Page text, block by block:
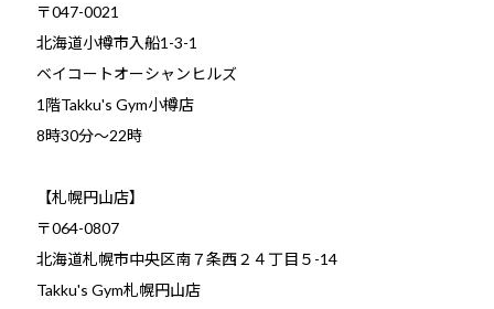
〒047-0021
北海道小樽市入船1-3-1
ベイコートオーシャンヒルズ
1階Takku's Gym小樽店
​8時30分～22時
【札幌円山店】
〒064-0807
北海道札幌市中央区南７条西２４丁目５-14
Takku's Gym札幌円山店